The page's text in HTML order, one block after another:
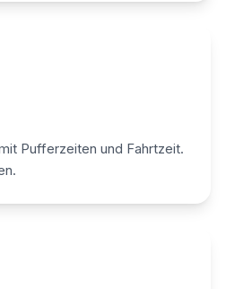
Pufferzeiten und Fahrtzeit.